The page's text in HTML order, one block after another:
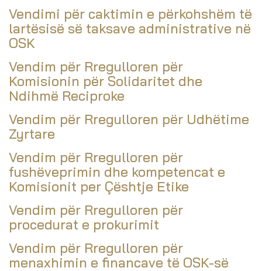
Vendimi për caktimin e përkohshëm të
lartësisë së taksave administrative në
OSK
Vendim për Rregulloren për
Komisionin për Solidaritet dhe
Ndihmë Reciproke
Vendim për Rregulloren për Udhëtime
Zyrtare
Vendim për Rregulloren për
fushëveprimin dhe kompetencat e
Komisionit per Çështje Etike
Vendim për Rregulloren për
procedurat e prokurimit
Vendim për Rregulloren për
menaxhimin e financave të OSK-së